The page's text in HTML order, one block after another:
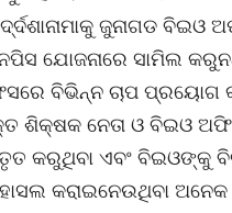
ଜୁନାଗଡ
ଯୋଜନାରେ ସାମିଲ
ବିଭିନ୍ନ ଚାପ ପ୍ରୟୋଗ
ଶିକ୍ଷକ ନେତା ଓ ବିଇଓ
କରୁଥିବା ଏବଂ ବିଇଓଙ୍କୁ
ହାସଲ କରାଇନେଉଥିବା